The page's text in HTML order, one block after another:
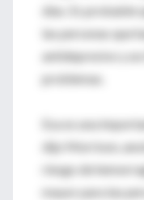
días. Es probable
las personas que
antidepresivo y
problemas.
Esa es una
dijo Morrison,
riesgo de
mayor para las